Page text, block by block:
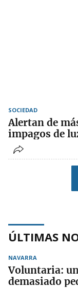
SOCIEDAD
Alertan de
impagos de
ÚLTIMAS
NAVARRA
Voluntaria:
demasiado